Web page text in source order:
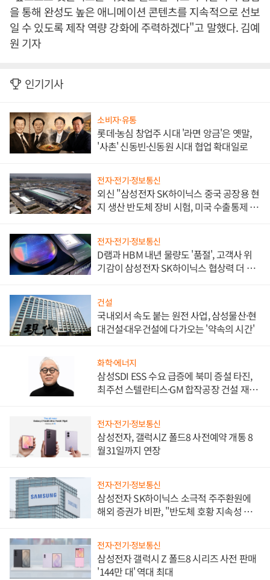
을 통해 완성도 높은 애니메이션 콘텐츠를 지속적으로 선보
일 수 있도록 제작 역량 강화에 주력하겠다"고 말했다. 김예
원 기자
인기기사
소비자·유통
롯데·농심 창업주 시대 '라면 앙금'은 옛말,
'사촌' 신동빈·신동원 시대 협업 확대일로
전자·전기·정보통신
외신 "삼성전자 SK하이닉스 중국 공장용 현
지 생산 반도체 장비 시험, 미국 수출통제 대
전자·전기·정보통신
D램과 HBM 내년 물량도 '품절', 고객사 위
기감이 삼성전자 SK하이닉스 협상력 더 키
건설
국내외서 속도 붙는 원전 사업, 삼성물산·현
대건설·대우건설에 다가오는 '약속의 시간'
화학·에너지
삼성SDI ESS 수요 급증에 북미 증설 타진,
최주선 스텔란티스·GM 합작공장 건설 재추
전자·전기·정보통신
삼성전자, 갤럭시Z 폴드8 사전예약 개통 8
월31일까지 연장
전자·전기·정보통신
삼성전자 SK하이닉스 소극적 주주환원에
해외 증권가 비판, "반도체 호황 지속성 의
전자·전기·정보통신
삼성전자 갤럭시 Z 폴드8 시리즈 사전 판매
'144만 대' 역대 최대